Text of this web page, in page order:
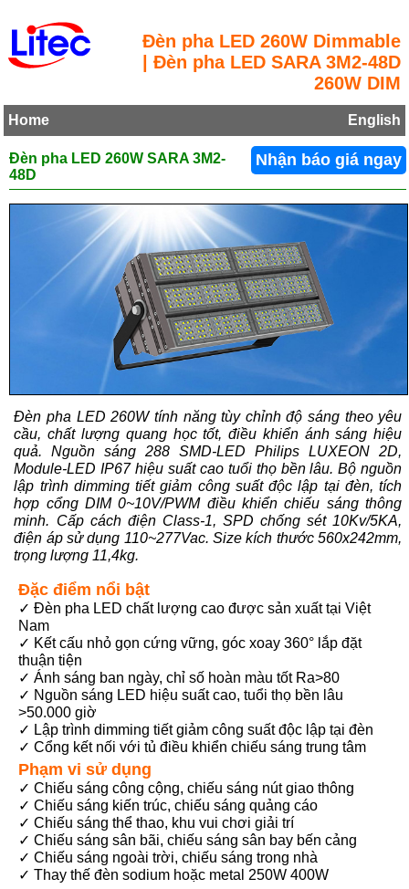
Đèn pha LED 260W Dimmable
| Đèn pha LED SARA 3M2-48D
260W DIM
Home English
Nhận báo giá ngay
Đèn pha LED 260W SARA 3M2-
48D
Đèn pha LED 260W tính năng tùy chỉnh độ sáng theo yêu
cầu, chất lượng quang học tốt, điều khiển ánh sáng hiệu
quả. Nguồn sáng 288 SMD-LED Philips LUXEON 2D,
Module-LED IP67 hiệu suất cao tuổi thọ bền lâu. Bộ nguồn
lập trình dimming tiết giảm công suất độc lập tại đèn, tích
hợp cổng DIM 0~10V/PWM điều khiển chiếu sáng thông
minh. Cấp cách điện Class-1, SPD chống sét 10Kv/5KA,
điện áp sử dụng 110~277Vac. Size kích thước 560x242mm,
trọng lượng 11,4kg.
Đặc điểm nổi bật
✓ Đèn pha LED chất lượng cao được sản xuất tại Việt
Nam
✓ Kết cấu nhỏ gọn cứng vững, góc xoay 360° lắp đặt
thuận tiện
✓ Ánh sáng ban ngày, chỉ số hoàn màu tốt Ra>80
✓ Nguồn sáng LED hiệu suất cao, tuổi thọ bền lâu
>50.000 giờ
✓ Lập trình dimming tiết giảm công suất độc lập tại đèn
✓ Cổng kết nối với tủ điều khiển chiếu sáng trung tâm
Phạm vi sử dụng
✓ Chiếu sáng công cộng, chiếu sáng nút giao thông
✓ Chiếu sáng kiến trúc, chiếu sáng quảng cáo
✓ Chiếu sáng thể thao, khu vui chơi giải trí
✓ Chiếu sáng sân bãi, chiếu sáng sân bay bến cảng
✓ Chiếu sáng ngoài trời, chiếu sáng trong nhà
✓ Thay thế đèn sodium hoặc metal 250W 400W